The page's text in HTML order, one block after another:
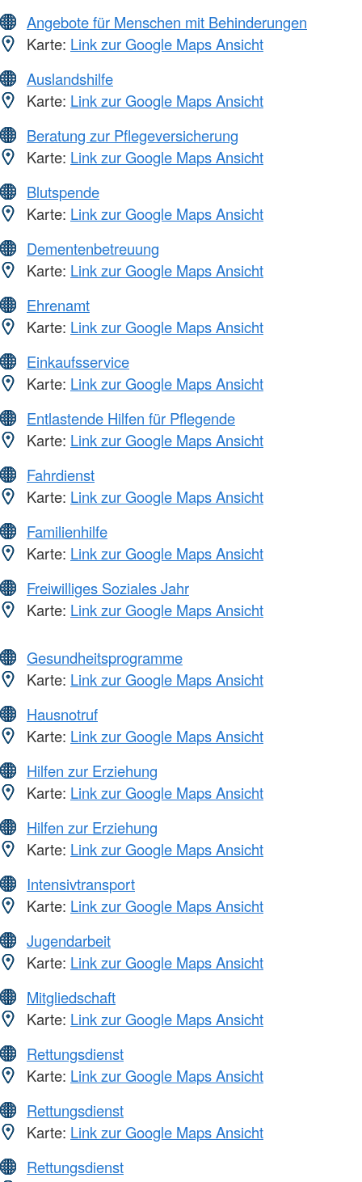
Angebote für Menschen mit Behinderungen
Karte: Link zur Google Maps Ansicht
Auslandshilfe
Karte: Link zur Google Maps Ansicht
Beratung zur Pflegeversicherung
Karte: Link zur Google Maps Ansicht
Blutspende
Karte: Link zur Google Maps Ansicht
Dementenbetreuung
Karte: Link zur Google Maps Ansicht
Ehrenamt
Karte: Link zur Google Maps Ansicht
Einkaufsservice
Karte: Link zur Google Maps Ansicht
Entlastende Hilfen für Pflegende
Karte: Link zur Google Maps Ansicht
Fahrdienst
Karte: Link zur Google Maps Ansicht
Familienhilfe
Karte: Link zur Google Maps Ansicht
Freiwilliges Soziales Jahr
Karte: Link zur Google Maps Ansicht
Gesundheitsprogramme
Karte: Link zur Google Maps Ansicht
Hausnotruf
Karte: Link zur Google Maps Ansicht
Hilfen zur Erziehung
Karte: Link zur Google Maps Ansicht
Hilfen zur Erziehung
Karte: Link zur Google Maps Ansicht
Intensivtransport
Karte: Link zur Google Maps Ansicht
Jugendarbeit
Karte: Link zur Google Maps Ansicht
Mitgliedschaft
Karte: Link zur Google Maps Ansicht
Rettungsdienst
Karte: Link zur Google Maps Ansicht
Rettungsdienst
Karte: Link zur Google Maps Ansicht
Rettungsdienst